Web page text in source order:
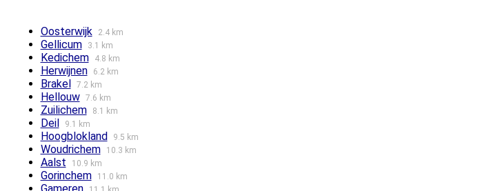
Oosterwijk 2.4 km
Gellicum 3.1 km
Kedichem 4.8 km
Herwijnen 6.2 km
Brakel 7.2 km
Hellouw 7.6 km
Zuilichem 8.1 km
Deil 9.1 km
Hoogblokland 9.5 km
Woudrichem 10.3 km
Aalst 10.9 km
Gorinchem 11.0 km